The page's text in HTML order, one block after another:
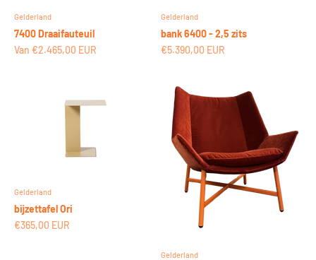
Gelderland
7400 Draaifauteuil
Aanbiedingsprijs
Van €2.465,00 EUR
Gelderland
bank 6400 - 2,5 zits
Aanbiedingsprijs
€5.390,00 EUR
Gelderland
bijzettafel Ori
Aanbiedingsprijs
€365,00 EUR
Gelderland